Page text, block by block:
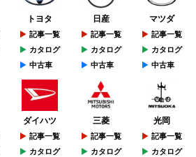
トヨタ
記事一覧
カタログ
中古車
日産
記事一覧
カタログ
中古車
マツダ
記事一覧
カタログ
中古車
ダイハツ
記事一覧
カタログ
三菱
記事一覧
カタログ
光岡
記事一覧
カタログ